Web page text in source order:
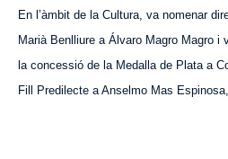
En l’àmbit de la Cultura, va nomenar
Marià Benlliure a Álvaro Magro Magro i
la concessió de la Medalla de Plata a
Fill Predilecte a Anselmo Mas